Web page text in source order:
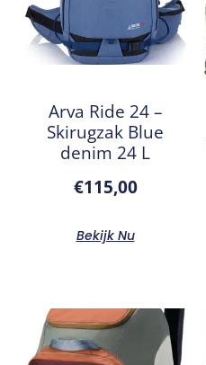
Arva Ride 24 –
Skirugzak Blue
denim 24 L
€115,00
Bekijk Nu